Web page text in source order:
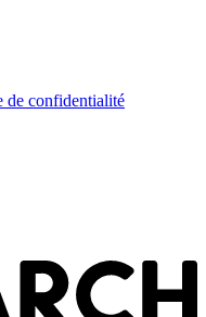
de confidentialité